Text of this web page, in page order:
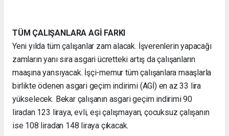
TÜM ÇALIŞANLARA AGİ FARKI
Yeni yılda tüm çalışanlar zam alacak. İşverenlerin yapacağı
zamların yanı sıra asgari ücretteki artış da çalışanların
maaşına yansıyacak. İşçi-memur tüm çalışanlara maaşlarla
birlikte ödenen asgari geçim indirimi (AGİ) en az 33 lira
yükselecek. Bekar çalışanın asgari geçim indirimi 90
liradan 123 liraya, evli, eşi çalışmayan, çocuksuz çalışanın
ise 108 liradan 148 liraya çıkacak.